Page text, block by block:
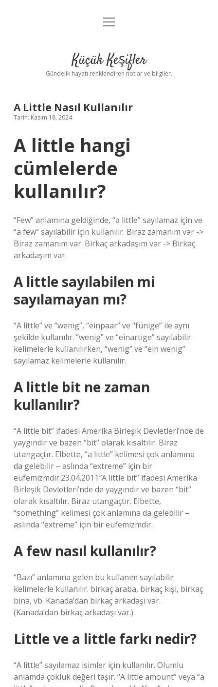
Anasayfa
Yasal Uyarı
menüyü
Küçük Keşifler
Gündelik hayatı renklendiren notlar ve bilgiler.
A Little Nasıl Kullanılır
Tarih: Kasım 18, 2024
A little hangi
cümlelerde
kullanılır?
“Few” anlamına geldiğinde, “a little” sayılamaz için ve
“a few” sayılabilir için kullanılır. Biraz zamanım var ->
Biraz zamanım var. Birkaç arkadaşım var -> Birkaç
arkadaşım var.
A little sayılabilen mi
sayılamayan mı?
“A little” ve “wenig”, “einpaar” ve “fünige” ile aynı
şekilde kullanılır. “wenig” ve “einartige” sayılabilir
kelimelerle kullanılırken, “wenig” ve “ein wenig”
sayılamaz kelimelerle kullanılır.
A little bit ne zaman
kullanılır?
“A little bit” ifadesi Amerika Birleşik Devletleri’nde de
yaygındır ve bazen “bit” olarak kısaltılır. Biraz
utangaçtır. Elbette, “a little” kelimesi çok anlamına
da gelebilir – aslında “extreme” için bir
eufemizmdir.23.04.2011″A little bit” ifadesi Amerika
Birleşik Devletleri’nde de yaygındır ve bazen “bit”
olarak kısaltılır. Biraz utangaçtır. Elbette,
“something” kelimesi çok anlamına da gelebilir –
aslında “extreme” için bir eufemizmdir.
A few nasıl kullanılır?
“Bazı” anlamına gelen bu kullanım sayılabilir
kelimelerle kullanılır. birkaç araba, birkaç kişi, birkaç
bina, vb. Kanada’dan birkaç arkadaşı var.
(Kanada’dan birkaç arkadaşı var.)
Little ve a little farkı nedir?
“A little” sayılamaz isimler için kullanılır. Olumlu
anlamda çokluk değeri taşır. “A little amount” veya “a